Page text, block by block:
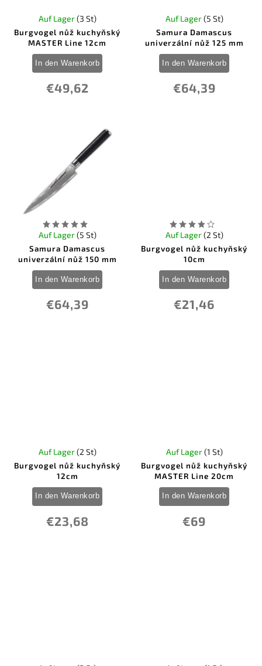
Burgvogel nůž kuchyňský
MASTER Line 12cm
Auf Lager(3 St)
€49,62
In den Warenkorb
Samura Damascus
univerzální nůž 125 mm
Auf Lager(5 St)
€64,39
In den Warenkorb
Samura Damascus
univerzální nůž 150 mm
Auf Lager(5 St)
€64,39
In den Warenkorb
Burgvogel nůž kuchyňský
10cm
Auf Lager(2 St)
€21,46
In den Warenkorb
Burgvogel nůž kuchyňský
12cm
Auf Lager(2 St)
€23,68
In den Warenkorb
Burgvogel nůž kuchyňský
MASTER Line 20cm
Auf Lager(1 St)
€69
In den Warenkorb